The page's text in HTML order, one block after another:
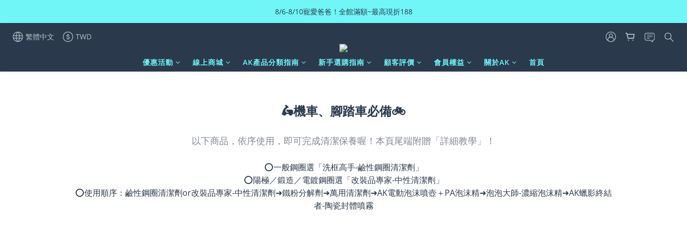
8/6-8/10寵愛爸爸！全館滿額~最高現折188
繁體中文 TWD
優惠活動 線上商城 AK產品分類指南 新手選購指南 顧客評價 會員權益 關於AK 首頁
🛵機車、腳踏車必備🚲
以下商品，依序使用，即可完成清潔保養喔！本頁尾端附贈「詳細教學」！
⭕一般鋼圈選「洗框高手-鹼性鋼圈清潔劑」
⭕陽極／鍛造／電鍍鋼圈選「改裝品專家-中性清潔劑」
⭕使用順序：鹼性鋼圈清潔劑or改裝品專家-中性清潔劑➜鐵粉分解劑➜萬用清潔劑➜AK電動泡沫噴壺＋PA泡沫精➜泡泡大師-濃縮泡沫精➜AK蠟影終結
者-陶瓷封體噴霧